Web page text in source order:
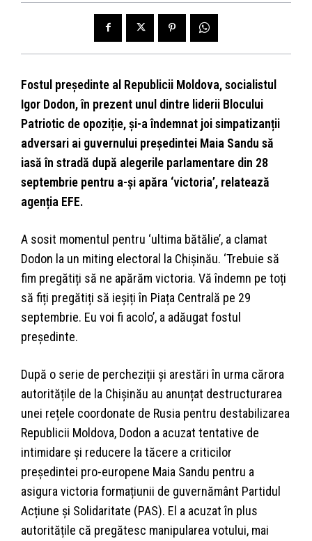
Fostul președinte al Republicii Moldova, socialistul
Igor Dodon, în prezent unul dintre liderii Blocului
Patriotic de opoziție, și-a îndemnat joi simpatizanții
adversari ai guvernului președintei Maia Sandu să
iasă în stradă după alegerile parlamentare din 28
septembrie pentru a-și apăra ‘victoria’, relatează
agenția EFE.
A sosit momentul pentru ‘ultima bătălie’, a clamat
Dodon la un miting electoral la Chișinău. ‘Trebuie să
fim pregătiți să ne apărăm victoria. Vă îndemn pe toți
să fiți pregătiți să ieșiți în Piața Centrală pe 29
septembrie. Eu voi fi acolo’, a adăugat fostul
președinte.
După o serie de percheziții și arestări în urma cărora
autoritățile de la Chișinău au anunțat destructurarea
unei rețele coordonate de Rusia pentru destabilizarea
Republicii Moldova, Dodon a acuzat tentative de
intimidare și reducere la tăcere a criticilor
președintei pro-europene Maia Sandu pentru a
asigura victoria formațiunii de guvernământ Partidul
Acțiune și Solidaritate (PAS). El a acuzat în plus
autoritățile că pregătesc manipularea votului, mai